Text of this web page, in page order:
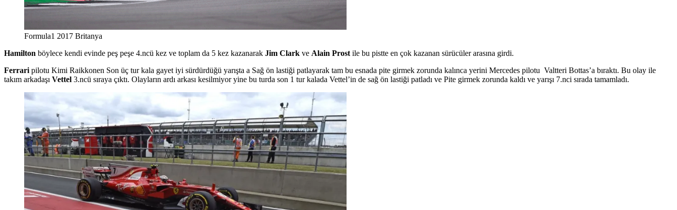
Formula1 2017 Britanya
Hamilton böylece kendi evinde peş peşe 4.ncü kez ve toplam da 5 kez kazanarak Jim Clark ve Alain Prost ile bu pistte en çok kazanan sürücüler arasına girdi.
Ferrari pilotu Kimi Raikkonen Son üç tur kala gayet iyi sürdürdüğü yarışta a Sağ ön lastiği patlayarak tam bu esnada pite girmek zorunda kalınca yerini Mercedes pilotu Valtteri Bottas’a bıraktı. Bu olay ile
takım arkadaşı Vettel 3.ncü sıraya çıktı. Olayların ardı arkası kesilmiyor yine bu turda son 1 tur kalada Vettel’in de sağ ön lastiği patladı ve Pite girmek zorunda kaldı ve yarışı 7.nci sırada tamamladı.